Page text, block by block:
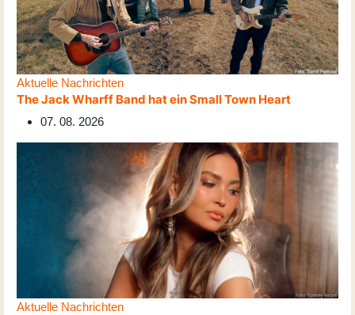
Aktuelle Nachrichten
The Jack Wharff Band hat ein Small Town Heart
07. 08. 2026
Aktuelle Nachrichten